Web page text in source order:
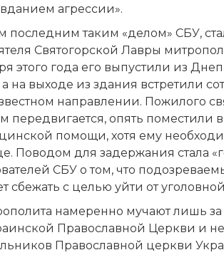
агрессии».
последним таким «делом» СБУ,
Святогорской Лавры
этого года его выпустили из
а на выходе из здания встретили
направлении. Пожилого
передвигается, опять поместили
помощи, хотя ему
Поводом для задержания стала
СБУ о том, что
сбежать с целью уйти от уголовной
намеренно мучают лишь за
Православной Церкви и
Православной церкви